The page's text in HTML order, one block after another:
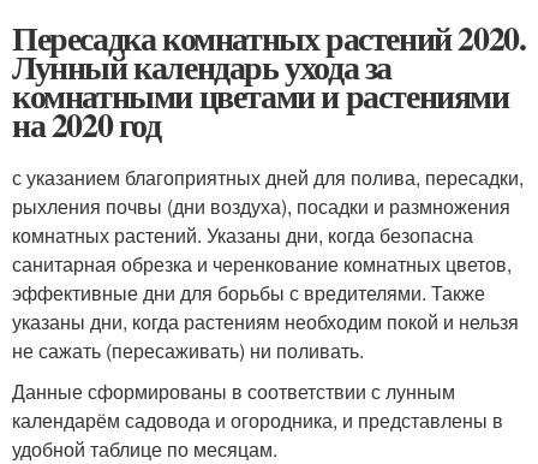
Пересадка комнатных растений 2020.
Лунный календарь ухода за
комнатными цветами и растениями
на 2020 год
с указанием благоприятных дней для полива, пересадки,
рыхления почвы (дни воздуха), посадки и размножения
комнатных растений. Указаны дни, когда безопасна
санитарная обрезка и черенкование комнатных цветов,
эффективные дни для борьбы с вредителями. Также
указаны дни, когда растениям необходим покой и нельзя
не сажать (пересаживать) ни поливать.
Данные сформированы в соответствии с лунным
календарём садовода и огородника, и представлены в
удобной таблице по месяцам.